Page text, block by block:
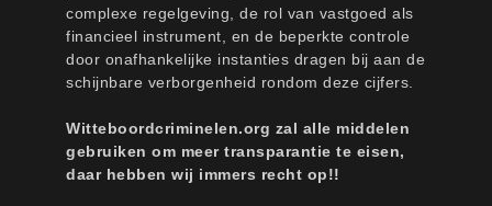
complexe regelgeving, de rol van vastgoed als
financieel instrument, en de beperkte controle
door onafhankelijke instanties dragen bij aan de
schijnbare verborgenheid rondom deze cijfers.
Witteboordcriminelen.org zal alle middelen
gebruiken om meer transparantie te eisen,
daar hebben wij immers recht op!!